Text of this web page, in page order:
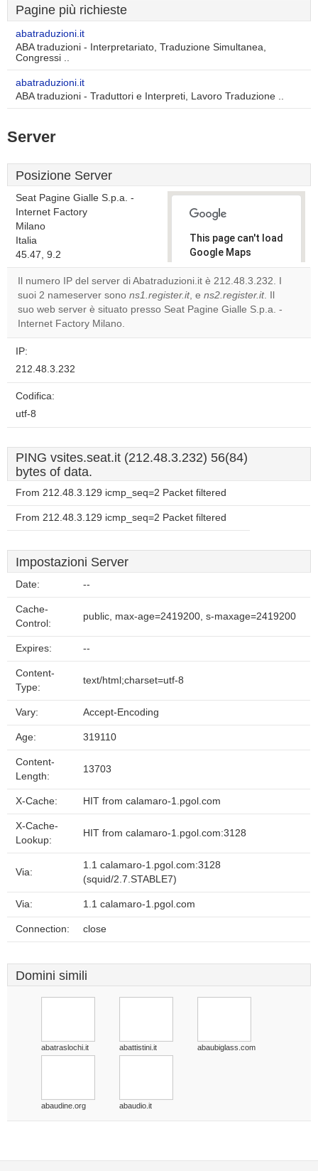
Pagine più richieste
abatraduzioni.it
ABA traduzioni - Interpretariato, Traduzione Simultanea,
Congressi ..
abatraduzioni.it
ABA traduzioni - Traduttori e Interpreti, Lavoro Traduzione ..
Server
Posizione Server
Seat Pagine Gialle S.p.a. -
Internet Factory
Milano
Italia
45.47, 9.2
This page can't load
Google Maps
correctly.
Do you
own this
OK
Il numero IP del server di Abatraduzioni.it è 212.48.3.232. I
suoi 2 nameserver sono ns1.register.it, e ns2.register.it. Il
suo web server è situato presso Seat Pagine Gialle S.p.a. -
Internet Factory Milano.
IP:
212.48.3.232
Codifica:
utf-8
PING vsites.seat.it (212.48.3.232) 56(84)
bytes of data.
From 212.48.3.129 icmp_seq=2 Packet filtered
From 212.48.3.129 icmp_seq=2 Packet filtered
Impostazioni Server
Date: --
Cache-
Control:
public, max-age=2419200, s-maxage=2419200
Expires: --
Content-
Type:
text/html;charset=utf-8
Vary: Accept-Encoding
Age: 319110
Content-
Length:
13703
X-Cache: HIT from calamaro-1.pgol.com
X-Cache-
Lookup:
HIT from calamaro-1.pgol.com:3128
Via:
1.1 calamaro-1.pgol.com:3128
(squid/2.7.STABLE7)
Via: 1.1 calamaro-1.pgol.com
Connection: close
Domini simili
abatraslochi.it abattistini.it abaubiglass.com
abaudine.org abaudio.it